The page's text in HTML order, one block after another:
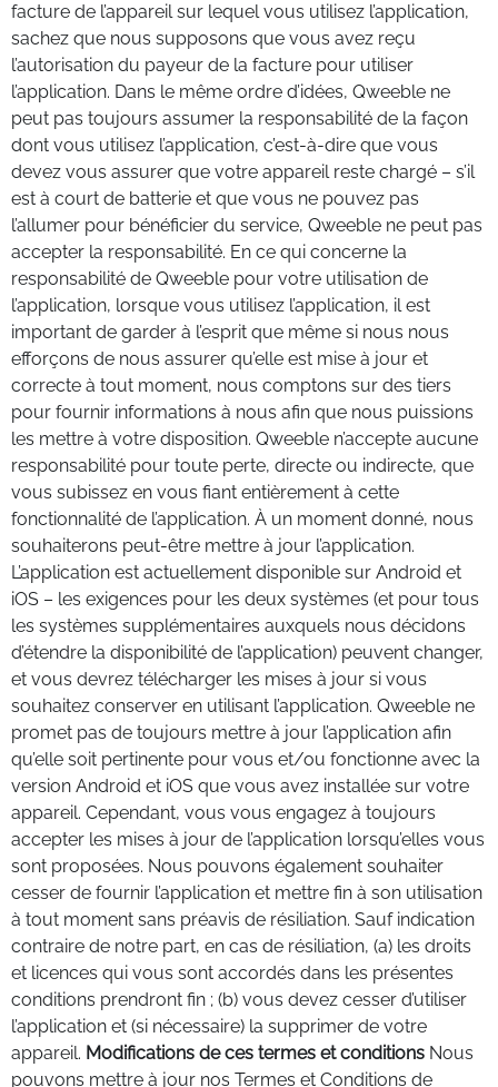
facture de l’appareil sur lequel vous utilisez l’application,
sachez que nous supposons que vous avez reçu
l’autorisation du payeur de la facture pour utiliser
l’application. Dans le même ordre d’idées, Qweeble ne
peut pas toujours assumer la responsabilité de la façon
dont vous utilisez l’application, c’est-à-dire que vous
devez vous assurer que votre appareil reste chargé – s’il
est à court de batterie et que vous ne pouvez pas
l’allumer pour bénéficier du service, Qweeble ne peut pas
accepter la responsabilité. En ce qui concerne la
responsabilité de Qweeble pour votre utilisation de
l’application, lorsque vous utilisez l’application, il est
important de garder à l’esprit que même si nous nous
efforçons de nous assurer qu’elle est mise à jour et
correcte à tout moment, nous comptons sur des tiers
pour fournir informations à nous afin que nous puissions
les mettre à votre disposition. Qweeble n’accepte aucune
responsabilité pour toute perte, directe ou indirecte, que
vous subissez en vous fiant entièrement à cette
fonctionnalité de l’application. À un moment donné, nous
souhaiterons peut-être mettre à jour l’application.
L’application est actuellement disponible sur Android et
iOS – les exigences pour les deux systèmes (et pour tous
les systèmes supplémentaires auxquels nous décidons
d’étendre la disponibilité de l’application) peuvent changer,
et vous devrez télécharger les mises à jour si vous
souhaitez conserver en utilisant l’application. Qweeble ne
promet pas de toujours mettre à jour l’application afin
qu’elle soit pertinente pour vous et/ou fonctionne avec la
version Android et iOS que vous avez installée sur votre
appareil. Cependant, vous vous engagez à toujours
accepter les mises à jour de l’application lorsqu’elles vous
sont proposées. Nous pouvons également souhaiter
cesser de fournir l’application et mettre fin à son utilisation
à tout moment sans préavis de résiliation. Sauf indication
contraire de notre part, en cas de résiliation, (a) les droits
et licences qui vous sont accordés dans les présentes
conditions prendront fin ; (b) vous devez cesser d’utiliser
l’application et (si nécessaire) la supprimer de votre
appareil. Modifications de ces termes et conditions Nous
pouvons mettre à jour nos Termes et Conditions de